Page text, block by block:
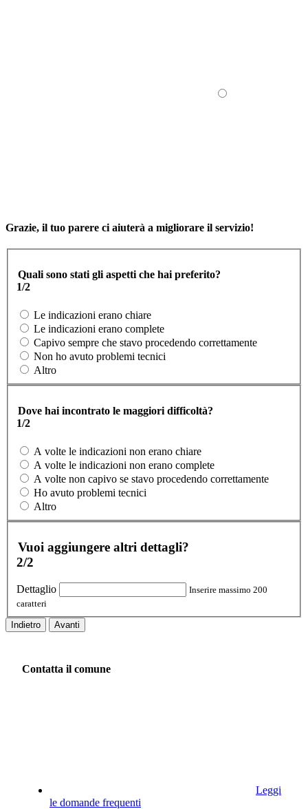
Grazie, il tuo parere ci aiuterà a migliorare il servizio!
Quali sono stati gli aspetti che hai preferito?
1/2
Le indicazioni erano chiare
Le indicazioni erano complete
Capivo sempre che stavo procedendo correttamente
Non ho avuto problemi tecnici
Altro
Dove hai incontrato le maggiori difficoltà?
1/2
A volte le indicazioni non erano chiare
A volte le indicazioni non erano complete
A volte non capivo se stavo procedendo correttamente
Ho avuto problemi tecnici
Altro
Vuoi aggiungere altri dettagli?
2/2
Dettaglio
Inserire massimo 200
caratteri
Indietro Avanti
Contatta il comune
Leggi
le domande frequenti